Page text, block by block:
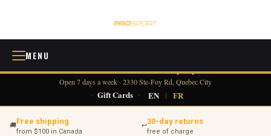
MENU
☎ 418 380-0775 ✉ info@tennisprosport.com
Open 7 days a week · 2330 Ste-Foy Rd, Quebec City
· Gift Cards · EN | FR
🚚Free shipping
from $100 in Canada
↩30-day returns
free of charge